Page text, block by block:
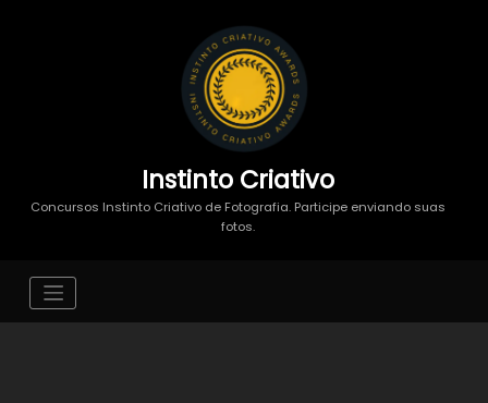
Instinto Criativo
Concursos Instinto Criativo de Fotografia. Participe enviando suas
fotos.